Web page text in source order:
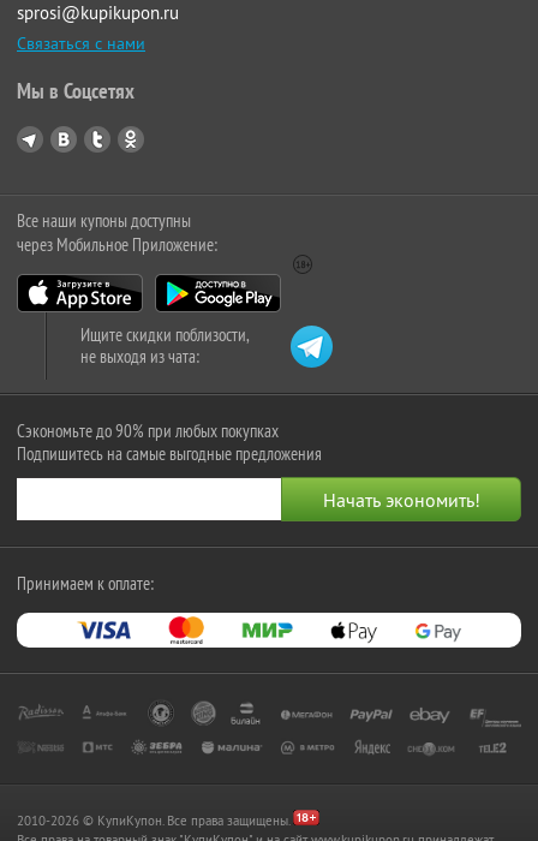
sprosi@kupikupon.ru
Связаться с нами
Мы в Соцсетях
Все наши купоны доступны
через Мобильное Приложение:
Ищите скидки поблизости,
не выходя из чата:
Сэкономьте до 90% при любых покупках
Подпишитесь на самые выгодные предложения
Принимаем к оплате:
2010-2026 © КупиКупон. Все права защищены.